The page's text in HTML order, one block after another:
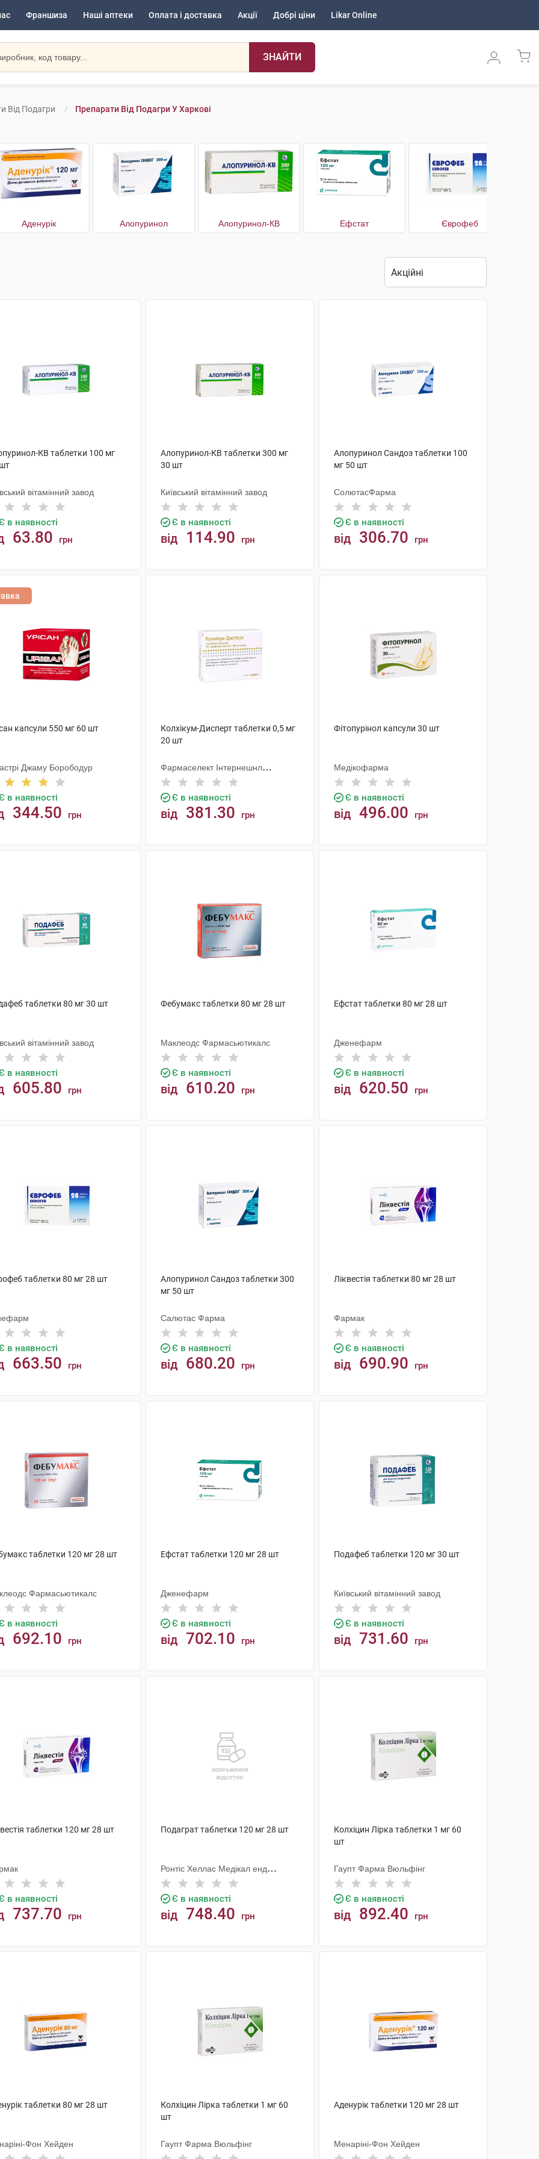
Франшиза Наші аптеки Оплата і доставка Акції Добрі ціни Likar Online
ЗНАЙТИ
Від Подагри Препарати Від Подагри У Харкові
Аденурік Алопуринол Алопуринол-КВ Ефстат Єврофеб
КВ таблетки 100 мг
вітамінний завод
в наявності
63.80 грн
Алопуринол-КВ таблетки 300 мг
30 шт
Київський вітамінний завод
Є в наявності
від 114.90 грн
Алопуринол Сандоз таблетки 100
мг 50 шт
СолютасФарма
Є в наявності
від 306.70 грн
капсули 550 мг 60 шт
Джаму Борободур
в наявності
344.50 грн
Колхікум-Дисперт таблетки 0,5 мг
20 шт
Фармаселект Інтернешнл
Бетелігангз
Є в наявності
від 381.30 грн
Фітопурінол капсули 30 шт
Медікофарма
Є в наявності
від 496.00 грн
таблетки 80 мг 30 шт
вітамінний завод
в наявності
605.80 грн
Фебумакс таблетки 80 мг 28 шт
Маклеодс Фармасьютикалс
Є в наявності
від 610.20 грн
Ефстат таблетки 80 мг 28 шт
Дженефарм
Є в наявності
від 620.50 грн
таблетки 80 мг 28 шт
в наявності
663.50 грн
Алопуринол Сандоз таблетки 300
мг 50 шт
Салютас Фарма
Є в наявності
від 680.20 грн
Ліквестія таблетки 80 мг 28 шт
Фармак
Є в наявності
від 690.90 грн
таблетки 120 мг 28 шт
Фармасьютикалс
в наявності
692.10 грн
Ефстат таблетки 120 мг 28 шт
Дженефарм
Є в наявності
від 702.10 грн
Подафеб таблетки 120 мг 30 шт
Київський вітамінний завод
Є в наявності
від 731.60 грн
таблетки 120 мг 28 шт
в наявності
737.70 грн
Подаграт таблетки 120 мг 28 шт
Ронтіс Хеллас Медікал енд
Фармасьютікал Продактс С.А.
Є в наявності
від 748.40 грн
Колхіцин Лірка таблетки 1 мг 60
шт
Гаупт Фарма Вюльфінг
Є в наявності
від 892.40 грн
таблетки 80 мг 28 шт
Фон Хейден
Колхіцин Лірка таблетки 1 мг 60
шт
Гаупт Фарма Вюльфінг
Аденурік таблетки 120 мг 28 шт
Менаріні-Фон Хейден